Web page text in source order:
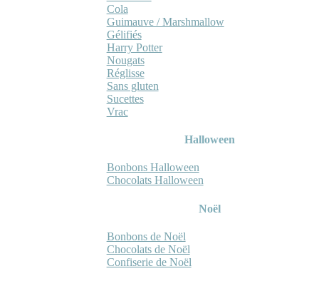
Cola
Guimauve / Marshmallow
Gélifiés
Harry Potter
Nougats
Réglisse
Sans gluten
Sucettes
Vrac
Halloween
Bonbons Halloween
Chocolats Halloween
Noël
Bonbons de Noël
Chocolats de Noël
Confiserie de Noël